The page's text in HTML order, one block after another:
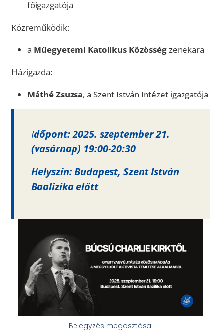
főigazgatója
Közreműködik:
a Műegyetemi Katolikus Közösségzenekara
Házigazda:
Máthé Zsuzsa, a Szent István Intézet igazgatója
Időpont: 2025. szeptember 21.
(vasárnap) 19:00-20:30
Helyszín: Budapest, Szent István
Baalizika előtt
Bejegyzés megosztása: